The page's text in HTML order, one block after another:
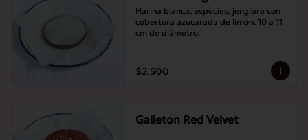
Harina blanca, especies, jengibre con
cobertura azucarada de limón. 10 a 11
cm de diámetro.
$2.500
Galleton Red Velvet